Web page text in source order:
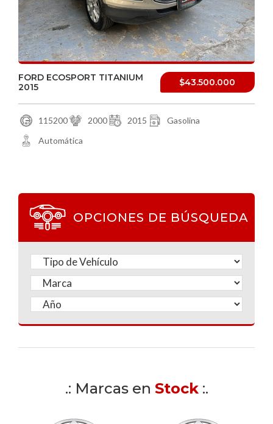
FORD ECOSPORT TITANIUM
2015
$43.500.000
115200 2000 2015
Gasolina
Automática
OPCIONES DE BÚSQUEDA
.: Marcas en Stock:.